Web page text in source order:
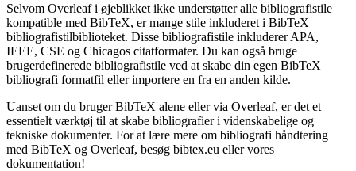
Selvom Overleaf i øjeblikket ikke understøtter alle bibliografistile
kompatible med BibTeX, er mange stile inkluderet i BibTeX
bibliografistilbiblioteket. Disse bibliografistile inkluderer APA,
IEEE, CSE og Chicagos citatformater. Du kan også bruge
brugerdefinerede bibliografistile ved at skabe din egen BibTeX
bibliografi formatfil eller importere en fra en anden kilde.
Uanset om du bruger BibTeX alene eller via Overleaf, er det et
essentielt værktøj til at skabe bibliografier i videnskabelige og
tekniske dokumenter. For at lære mere om bibliografi håndtering
med BibTeX og Overleaf, besøg bibtex.eu eller vores
dokumentation!